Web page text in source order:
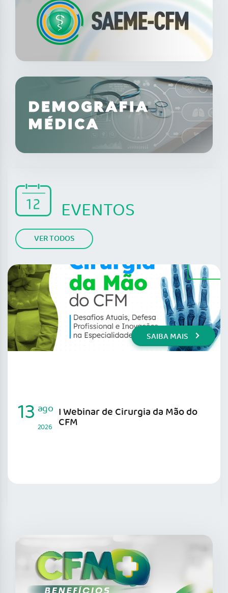
EVENTOS
VER TODOS
SAIBA MAIS
I Webinar de Cirurgia da Mão do
CFM
13 ago
2026
SAIBA MAIS